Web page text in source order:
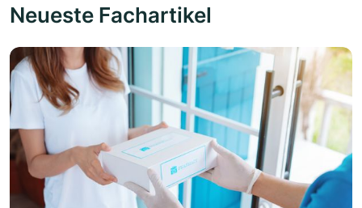
Neueste Fachartikel